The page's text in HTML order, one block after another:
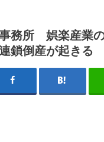
務所 娯楽産業
鎖倒産が起きる